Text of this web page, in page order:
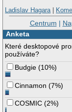
Ladislav Hagara|
Centrum |
Anketa
Které desktopové
používáte?
Budgie (10%)
Cinnamon (7%)
COSMIC (2%)